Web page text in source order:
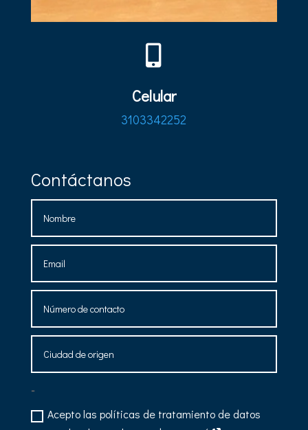

Celular
3103342252
Contáctanos
-
Acepto las políticas de tratamiento de datos